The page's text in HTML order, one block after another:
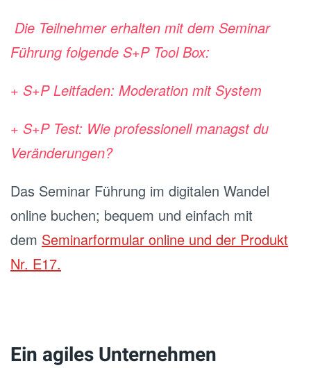
Die Teilnehmer erhalten mit dem Seminar
Führung folgende S+P Tool Box:
+ S+P Leitfaden: Moderation mit System
+ S+P Test: Wie professionell managst du
Veränderungen?
Das Seminar Führung im digitalen Wandel
online buchen; bequem und einfach mit
dem Seminarformular online und der Produkt
Nr. E17.
Ein agiles Unternehmen